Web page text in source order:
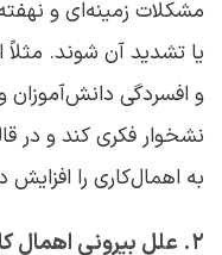
مشکلات زمینه‌ای و
یا تشدید آن شوند. مثلاً
و افسردگی دانش‌آموزان
نشخوار فکری کند و در
به اهمال‌کاری را افزایش
۲. علل بیرونی اهمال ‌کاری تحصیلی